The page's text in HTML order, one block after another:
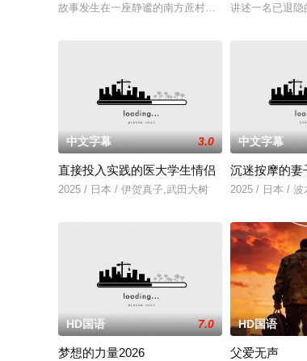
故事发生在一座静谧的南方蔗村，齐齐整整的陈凤
讲述一名已退
中文字幕 3.0
直接投入实践的医大学生情侣
2025 / 日本 / 伊贺真子,武田大树
中文字幕
沉迷按摩的妻
2025 / 日本 / 波
HD国语 7.0
梦想的力量2026
HD国语
父爱无声